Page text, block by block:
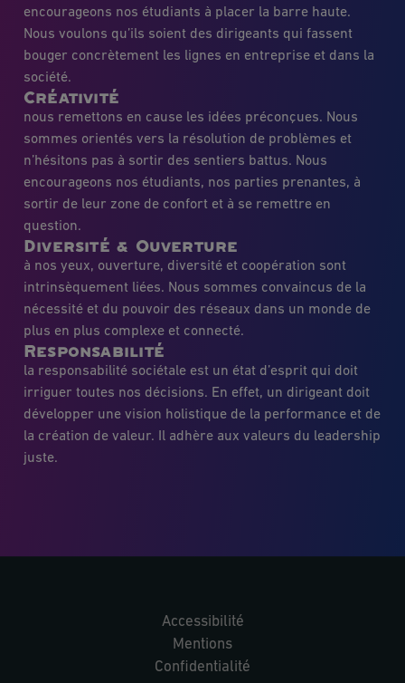
encourageons nos étudiants à placer la barre haute.
Nous voulons qu’ils soient des dirigeants qui fassent
bouger concrètement les lignes en entreprise et dans la
société.
Créativité
nous remettons en cause les idées préconçues. Nous
sommes orientés vers la résolution de problèmes et
n’hésitons pas à sortir des sentiers battus. Nous
encourageons nos étudiants, nos parties prenantes, à
sortir de leur zone de confort et à se remettre en
question.
Diversité & Ouverture
à nos yeux, ouverture, diversité et coopération sont
intrinsèquement liées. Nous sommes convaincus de la
nécessité et du pouvoir des réseaux dans un monde de
plus en plus complexe et connecté.
Responsabilité
la responsabilité sociétale est un état d’esprit qui doit
irriguer toutes nos décisions. En effet, un dirigeant doit
développer une vision holistique de la performance et de
la création de valeur. Il adhère aux valeurs du leadership
juste.
Accessibilité
Mentions
Confidentialité